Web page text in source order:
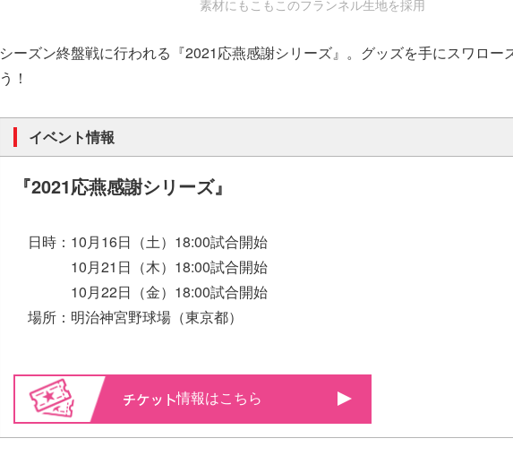
素材にもこもこのフランネル生地を採用
シーズン終盤戦に行われる『2021応燕感謝シリーズ』。グッズを手にスワロー
う！
イベント情報
『2021応燕感謝シリーズ』
日時：10月16日（土）18:00試合開始
10月21日（木）18:00試合開始
10月22日（金）18:00試合開始
場所：明治神宮野球場（東京都）
情報はこちら